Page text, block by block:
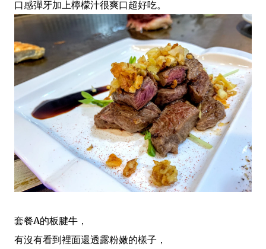
口感彈牙加上檸檬汁很爽口超好吃。
套餐A的板腱牛，
有沒有看到裡面還透露粉嫩的樣子，